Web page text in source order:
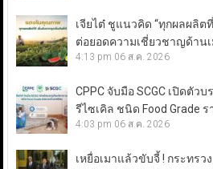
เจียไต๋ ชูแนวคิด “ทุกผลผลิต
ต่อยอดความเชี่ยวชาญด้าน
4:13 pm 06 ส.ค. 2026
CPPC จับมือ SCGC เปิดตั
รีไซเคิล ชนิด Food Grade
4:03 pm 06 ส.ค. 2026
เหยื่อเมาแล้วขับจี้ ! กระทร